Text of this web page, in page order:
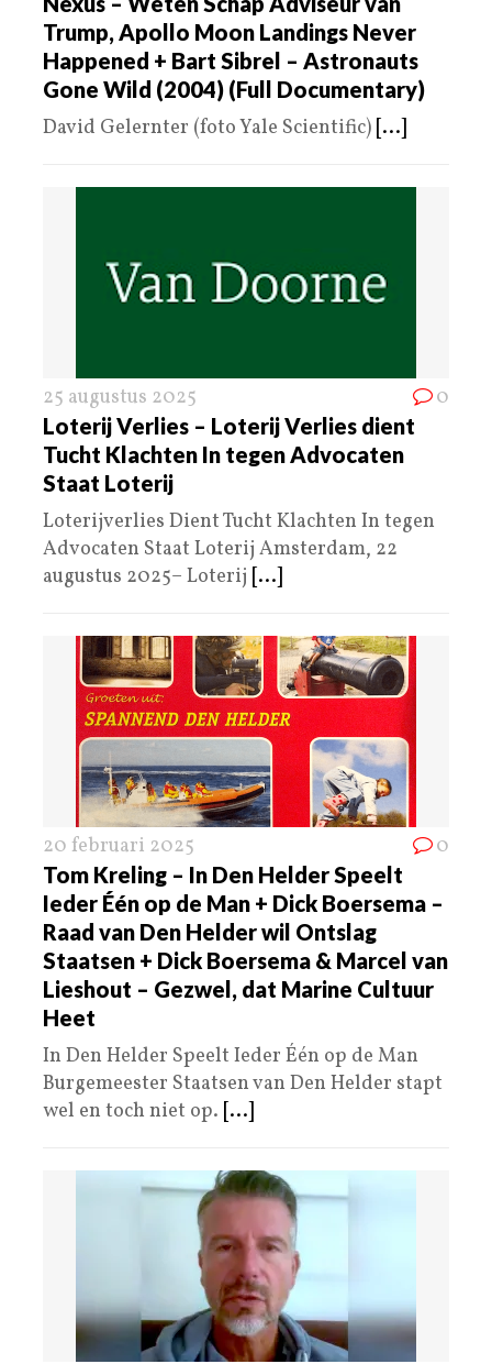
Trump, Apollo Moon Landings Never
Happened + Bart Sibrel – Astronauts
Gone Wild (2004) (Full Documentary)
David Gelernter (foto Yale Scientific) [...]
25 augustus 2025 0
Loterij Verlies – Loterij Verlies dient
Tucht Klachten In tegen Advocaten
Staat Loterij
Loterijverlies Dient Tucht Klachten In tegen
Advocaten Staat Loterij Amsterdam, 22
augustus 2025– Loterij [...]
20 februari 2025 0
Tom Kreling – In Den Helder Speelt
Ieder Één op de Man + Dick Boersema –
Raad van Den Helder wil Ontslag
Staatsen + Dick Boersema & Marcel van
Lieshout – Gezwel, dat Marine Cultuur
Heet
In Den Helder Speelt Ieder Één op de Man
Burgemeester Staatsen van Den Helder stapt
wel en toch niet op. [...]